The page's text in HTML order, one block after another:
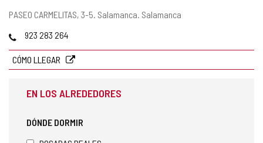
Dirección
PASEO CARMELITAS, 3-5. Salamanca. Salamanca
Teléfonos
923 283 264
CÓMO LLEGAR
EN LOS ALREDEDORES
DÓNDE DORMIR